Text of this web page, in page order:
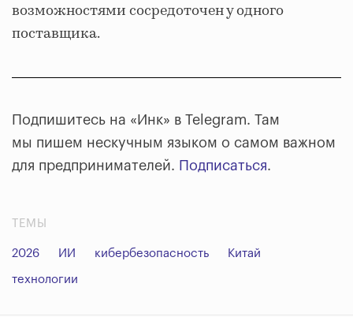
возможностями сосредоточен у одного
поставщика.
Подпишитесь на «Инк» в Telegram. Там
мы пишем нескучным языком о самом важном
для предпринимателей. Подписаться.
ТЕМЫ
2026 ИИ кибербезопасность Китай
технологии